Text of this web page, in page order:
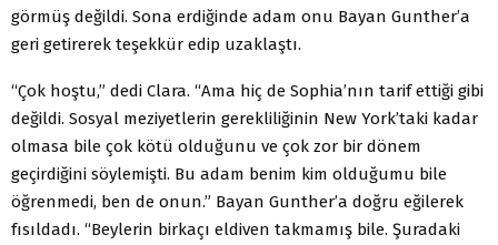
görmüş değildi. Sona erdiğinde adam onu Bayan Gunther’a
geri getirerek teşekkür edip uzaklaştı.
“Çok hoştu,” dedi Clara. “Ama hiç de Sophia’nın tarif ettiği gibi
değildi. Sosyal meziyetlerin gerekliliğinin New York’taki kadar
olmasa bile çok kötü olduğunu ve çok zor bir dönem
geçirdiğini söylemişti. Bu adam benim kim olduğumu bile
öğrenmedi, ben de onun.” Bayan Gunther’a doğru eğilerek
fısıldadı. “Beylerin birkaçı eldiven takmamış bile. Şuradaki